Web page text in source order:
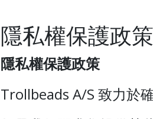
隱私權保護政策
隱私權保護政策
Trollbeads A/S 致力於